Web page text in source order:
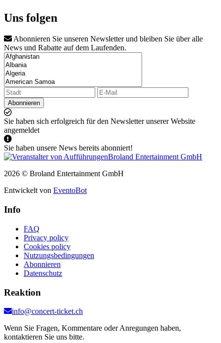
Uns folgen
Abonnieren Sie unseren Newsletter und bleiben Sie über alle
News und Rabatte auf dem Laufenden.
Abonnieren
Sie haben sich erfolgreich für den Newsletter unserer Website
angemeldet
Sie haben unsere News bereits abonniert!
2026 © Broland Entertainment GmbH
Entwickelt von EventoBot
Info
FAQ
Privacy policy
Cookies policy
Nutzungsbedingungen
Abonnieren
Datenschutz
Reaktion
info@concert-ticket.ch
Wenn Sie Fragen, Kommentare oder Anregungen haben,
kontaktieren Sie uns bitte.